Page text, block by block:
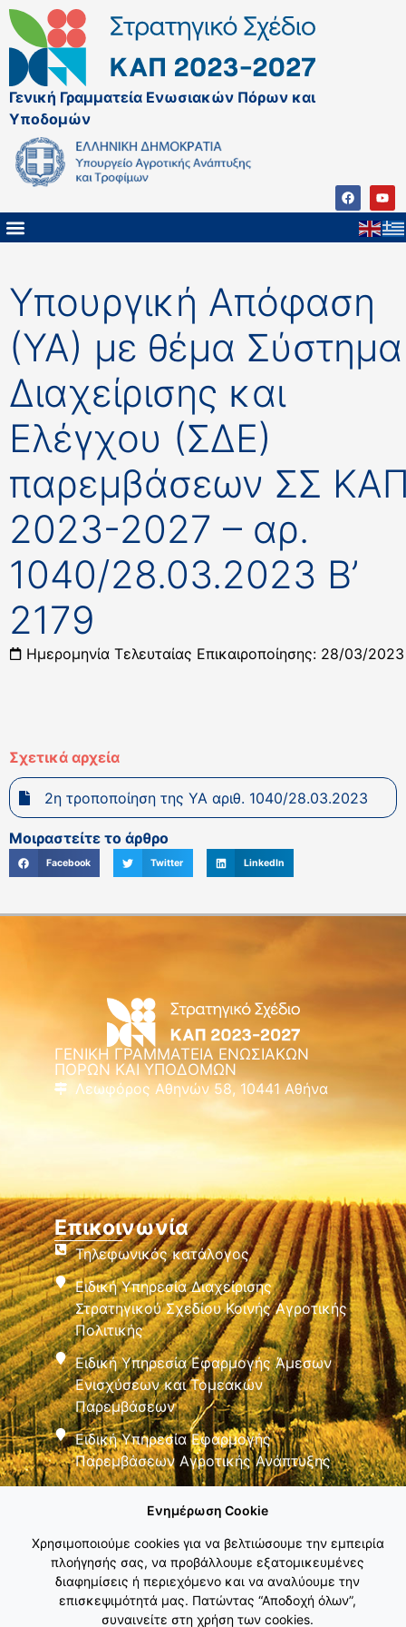
Γενική Γραμματεία Ενωσιακών Πόρων και
Υποδομών
Υπουργική Απόφαση
(ΥΑ) με θέμα Σύστημα
Διαχείρισης και
Ελέγχου (ΣΔΕ)
παρεμβάσεων ΣΣ
2023-2027 – αρ.
1040/28.03.2023 Β’
2179
Ημερομηνία Τελευταίας Επικαιροποίησης: 28/03/2023
Σχετικά αρχεία
2η τροποποίηση της ΥΑ αριθ. 1040/28.03.2023
Μοιραστείτε το άρθρο
Facebook Twitter LinkedIn
ΓΕΝΙΚΗ ΓΡΑΜΜΑΤΕΙΑ ΕΝΩΣΙΑΚΩΝ
ΠΟΡΩΝ ΚΑΙ ΥΠΟΔΟΜΩΝ
Λεωφόρος Αθηνών 58, 10441 Αθήνα
Επικοινωνία
Τηλεφωνικός κατάλογος
Ειδική Υπηρεσία Διαχείρισης
Στρατηγικού Σχεδίου Κοινής Αγροτικής
Πολιτικής
Ειδική Υπηρεσία Εφαρμογής Άμεσων
Ενισχύσεων και Τομεακών
Παρεμβάσεων
Ειδική Υπηρεσία Εφαρμογής
Παρεμβάσεων Αγροτικής Ανάπτυξης
Εθνικό Δίκτυο ΚΑΠ
Ενημέρωση Cookie
Χρησιμοποιούμε cookies για να βελτιώσουμε την εμπειρία
πλοήγησής σας, να προβάλλουμε εξατομικευμένες
διαφημίσεις ή περιεχόμενο και να αναλύουμε την
επισκεψιμότητά μας. Πατώντας “Αποδοχή όλων”,
συναινείτε στη χρήση των cookies.